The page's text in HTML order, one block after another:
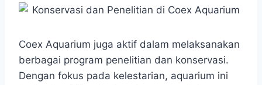
Coex Aquarium juga aktif dalam melaksanakan
berbagai program penelitian dan konservasi.
Dengan fokus pada kelestarian, aquarium ini